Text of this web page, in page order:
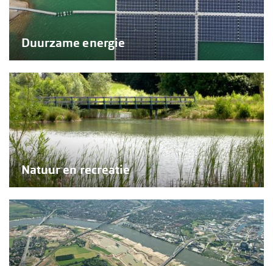
Duurzame energie
Natuur en recreatie